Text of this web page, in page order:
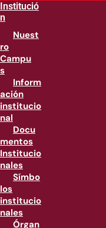
Institució
n
Nuest
ro
Campu
s
Inform
ación
institucio
nal
Docu
mentos
Institucio
nales
Símbo
los
institucio
nales
Órgan